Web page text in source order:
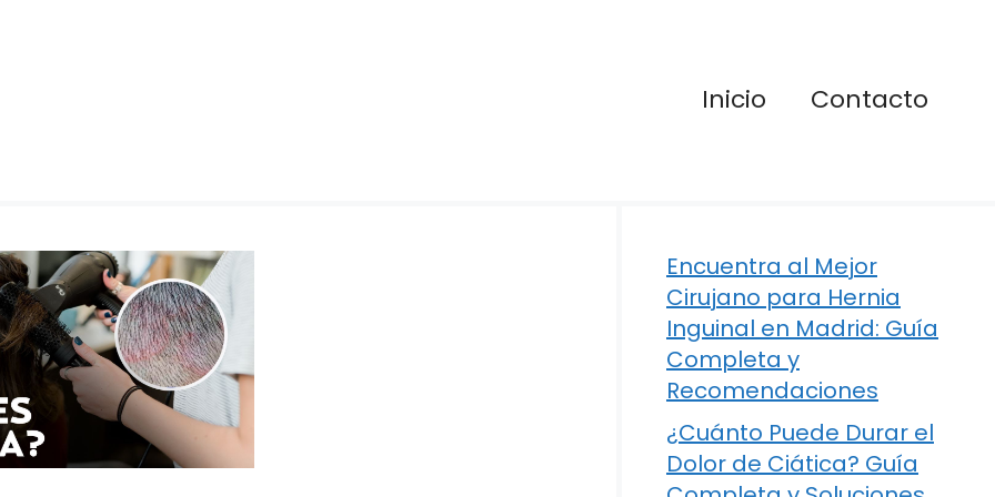
Inicio Contacto
Encuentra al Mejor
Cirujano para Hernia
Inguinal en Madrid: Guía
Completa y
Recomendaciones
¿Cuánto Puede Durar el
Dolor de Ciática? Guía